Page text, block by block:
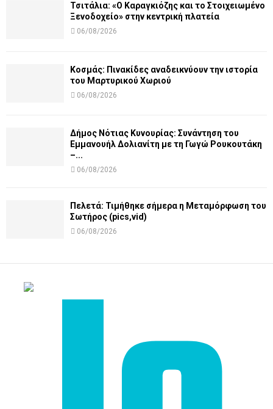
Τσιτάλια: «Ο Καραγκιόζης και το Στοιχειωμένο
Ξενοδοχείο» στην κεντρική πλατεία
06/08/2026
Κοσμάς: Πινακίδες αναδεικνύουν την ιστορία
του Μαρτυρικού Χωριού
06/08/2026
Δήμος Νότιας Κυνουρίας: Συνάντηση του
Εμμανουήλ Δολιανίτη με τη Γωγώ Ρουκουτάκη
–...
06/08/2026
Πελετά: Τιμήθηκε σήμερα η Μεταμόρφωση του
Σωτήρος (pics,vid)
06/08/2026